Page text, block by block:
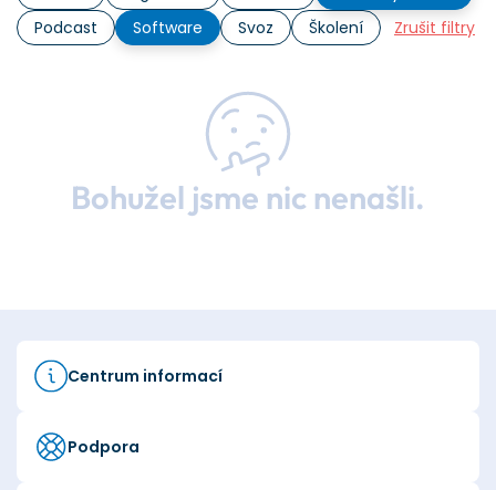
Podcast
Software Svoz Školení Zrušit filtry
Bohužel jsme nic nenašli.
Centrum informací
Podpora